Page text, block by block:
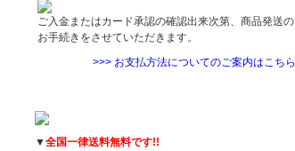
ご入金またはカード承認の確認出来次第、商品発送の
お手続きをさせていただきます。
>>> お支払方法についてのご案内はこちら
▼全国一律送料無料です!!